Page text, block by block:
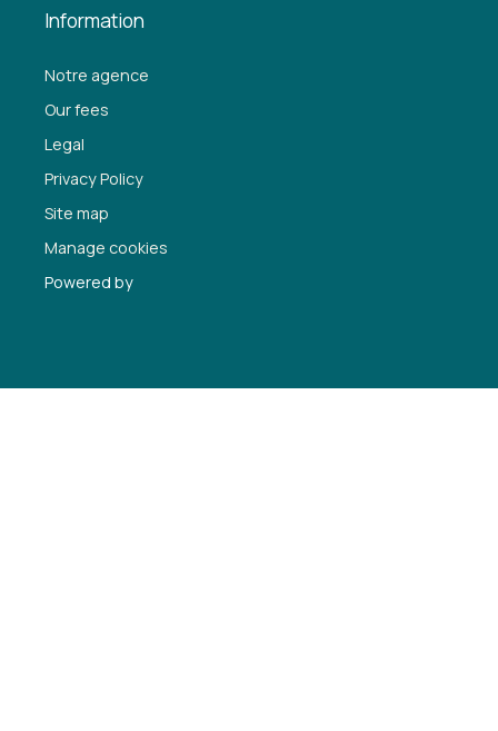
Information
Notre agence
Our fees
Legal
Privacy Policy
Site map
Manage cookies
Powered by